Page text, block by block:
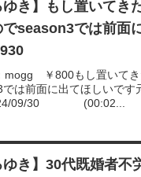
ゆき】もし置いて
でseason3では前
mogg ￥800もし置いてき
は前面に出てほしいです
09/30 (00:02...
ゆき】30代既婚者